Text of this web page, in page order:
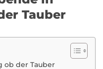
Tauber
ob der Tauber